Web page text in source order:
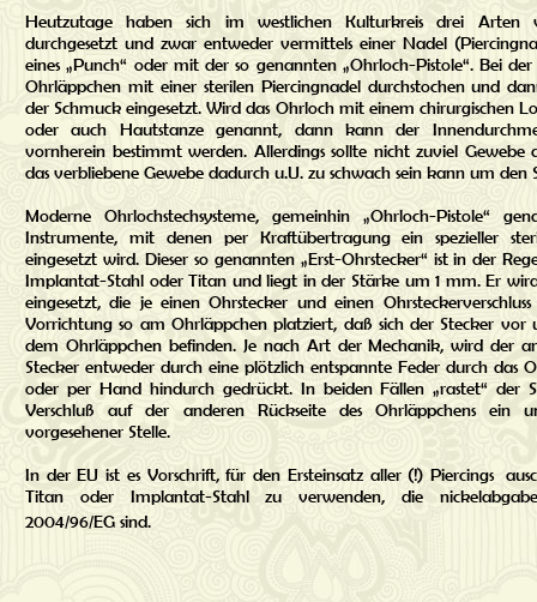
Heutzutage haben sich im westlichen Kulturkreis drei Arten
durchgesetzt und zwar entweder vermittels einer Nadel
eines „Punch“ oder mit der so genannten „Ohrloch-Pistole“. Bei
Ohrläppchen mit einer sterilen Piercingnadel durchstochen und
der Schmuck eingesetzt. Wird das Ohrloch mit einem chirurgischen
oder auch Hautstanze genannt, dann kann der
vornherein bestimmt werden. Allerdings sollte nicht zuviel Gewebe
das verbliebene Gewebe dadurch u.U. zu schwach sein kann um den
Moderne Ohrlochstechsysteme, gemeinhin „Ohrloch-Pistole“
Instrumente, mit denen per Kraftübertragung ein spezieller
eingesetzt wird. Dieser so genannten „Erst-Ohrstecker“ ist in der
Implantat-Stahl oder Titan und liegt in der Stärke um 1 mm. Er
eingesetzt, die je einen Ohrstecker und einen
Vorrichtung so am Ohrläppchen platziert, daß sich der Stecker vor
dem Ohrläppchen befinden. Je nach Art der Mechanik, wird der
Stecker entweder durch eine plötzlich entspannte Feder durch das
oder per Hand hindurch gedrückt. In beiden Fällen „rastet“ der
Verschluß auf der anderen Rückseite des Ohrläppchens ein
vorgesehener Stelle.
In der EU ist es Vorschrift, für den Ersteinsatz aller (!) Piercings
Titan oder Implantat-Stahl zu verwenden, die
2004/96/EG sind.